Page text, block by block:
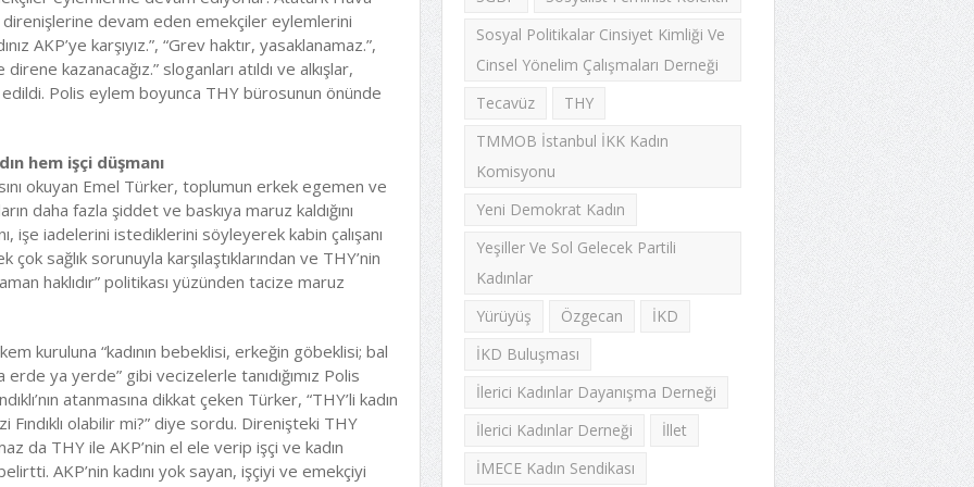
direnişlerine devam eden emekçiler eylemlerini
AKP’ye karşıyız.”, “Grev haktır, yasaklanamaz.”,
direne kazanacağız.” sloganları atıldı ve alkışlar,
Polis eylem boyunca THY bürosunun önünde
hem işçi düşmanı
okuyan Emel Türker, toplumun erkek egemen ve
daha fazla şiddet ve baskıya maruz kaldığını
işe iadelerini istediklerini söyleyerek kabin çalışanı
çok sağlık sorunuyla karşılaştıklarından ve THY’nin
haklıdır” politikası yüzünden tacize maruz
kuruluna “kadının bebeklisi, erkeğin göbeklisi; bal
erde ya yerde” gibi vecizelerle tanıdığımız Polis
atanmasına dikkat çeken Türker, “THY’li kadın
Fındıklı olabilir mi?” diye sordu. Direnişteki THY
da THY ile AKP’nin el ele verip işçi ve kadın
AKP’nin kadını yok sayan, işçiyi ve emekçiyi
Sosyal Politikalar Cinsiyet Kimliği Ve
Cinsel Yönelim Çalışmaları Derneği
Tecavüz
THY
TMMOB İstanbul İKK Kadın
Komisyonu
Yeni Demokrat Kadın
Yeşiller Ve Sol Gelecek Partili
Kadınlar
Yürüyüş
Özgecan
İKD
İKD Buluşması
İlerici Kadınlar Dayanışma Derneği
İlerici Kadınlar Derneği
İllet
İMECE Kadın Sendikası